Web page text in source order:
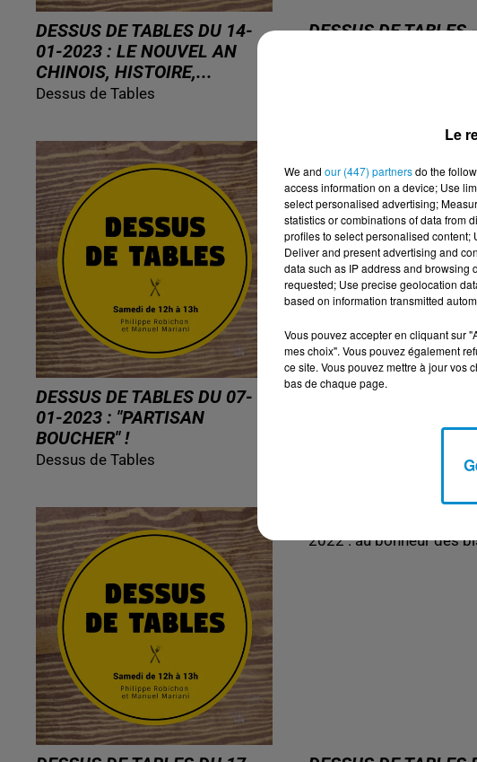
DESSUS DE TABLES DU 14-
01-2023 : LE NOUVEL AN
CHINOIS, HISTOIRE,...
Dessus de Tables
DESSUS DE TABLES
DESSUS DE TABLES DU 07-
01-2023 : "PARTISAN
BOUCHER" !
Dessus de Tables
DESSUS DE TABLES
Le
We and our (447) partnersdo the
access information on a device; Use
select personalised advertising;
statistics or combinations of data from
profiles to select personalised content;
Deliver and present advertising and
data such as IP address and browsing
requested; Use precise geolocation
based on information transmitted
Vous pouvez accepter en cliquant sur
mes choix". Vous pouvez également
ce site. Vous pouvez mettre à jour vos
bas de chaque page.